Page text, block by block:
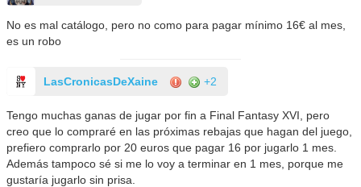
No es mal catálogo, pero no como para pagar mínimo 16€ al mes,
es un robo
LasCronicasDeXaine +2
Tengo muchas ganas de jugar por fin a Final Fantasy XVI, pero
creo que lo compraré en las próximas rebajas que hagan del juego,
prefiero comprarlo por 20 euros que pagar 16 por jugarlo 1 mes.
Además tampoco sé si me lo voy a terminar en 1 mes, porque me
gustaría jugarlo sin prisa.